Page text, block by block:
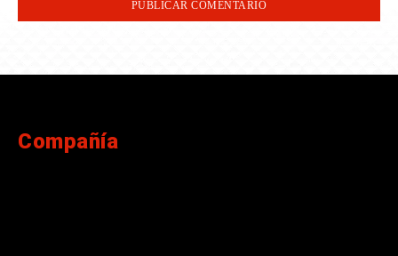
Compañía